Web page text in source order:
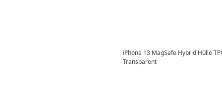
iPhone 13 MagSafe Hybrid Hülle
Transparent